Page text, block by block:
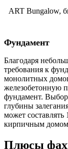
ART Bungalow,
Фундамент
Благодаря
требования к
монолитных
железобетонную
фундамент. Выбор
глубины
может
кирпичным
Плюсы